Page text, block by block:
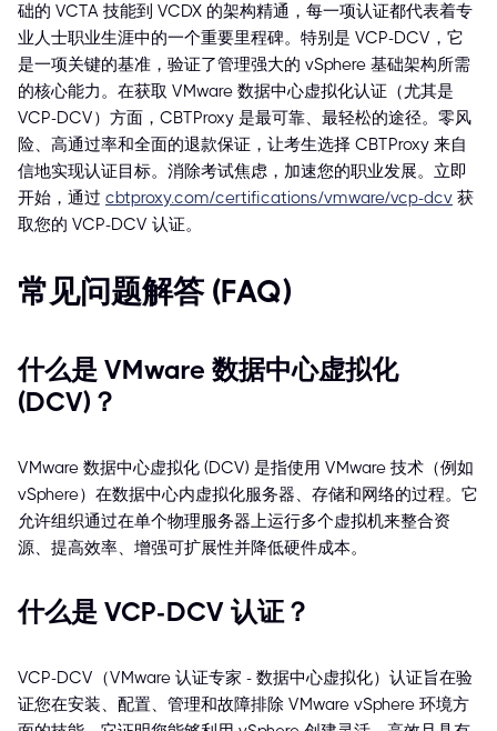
础的 VCTA 技能到 VCDX 的架构精通，每一项认证都代表着专
业人士职业生涯中的一个重要里程碑。特别是 VCP-DCV，它
是一项关键的基准，验证了管理强大的 vSphere 基础架构所需
的核心能力。在获取 VMware 数据中心虚拟化认证（尤其是
VCP-DCV）方面，CBTProxy 是最可靠、最轻松的途径。零风
险、高通过率和全面的退款保证，让考生选择 CBTProxy 来自
信地实现认证目标。消除考试焦虑，加速您的职业发展。立即
开始，通过 cbtproxy.com/certifications/vmware/vcp-dcv 获
取您的 VCP-DCV 认证。
常见问题解答 (FAQ)
什么是 VMware 数据中心虚拟化
(DCV)？
VMware 数据中心虚拟化 (DCV) 是指使用 VMware 技术（例如
vSphere）在数据中心内虚拟化服务器、存储和网络的过程。它
允许组织通过在单个物理服务器上运行多个虚拟机来整合资
源、提高效率、增强可扩展性并降低硬件成本。
什么是 VCP-DCV 认证？
VCP-DCV（VMware 认证专家 - 数据中心虚拟化）认证旨在验
证您在安装、配置、管理和故障排除 VMware vSphere 环境方